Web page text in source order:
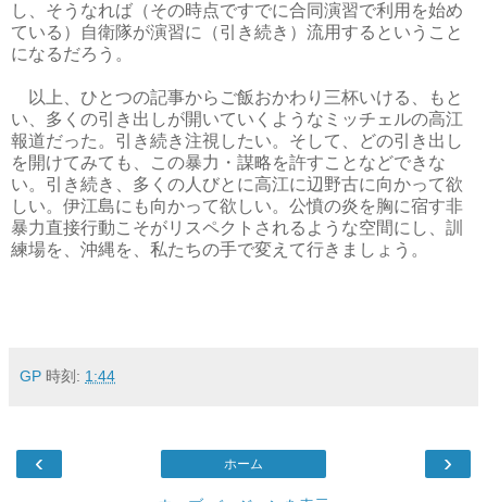
し、そうなれば（その時点ですでに合同演習で利用を始め
ている）自衛隊が演習に（引き続き）流用するということ
になるだろう。
以上、ひとつの記事からご飯おかわり三杯いける、もと
い、多くの引き出しが開いていくようなミッチェルの高江
報道だった。引き続き注視したい。そして、どの引き出し
を開けてみても、この暴力・謀略を許すことなどできな
い。引き続き、多くの人びとに高江に辺野古に向かって欲
しい。伊江島にも向かって欲しい。公憤の炎を胸に宿す非
暴力直接行動こそがリスペクトされるような空間にし、訓
練場を、沖縄を、私たちの手で変えて行きましょう。
GP 時刻: 1:44
‹ ›
ホーム